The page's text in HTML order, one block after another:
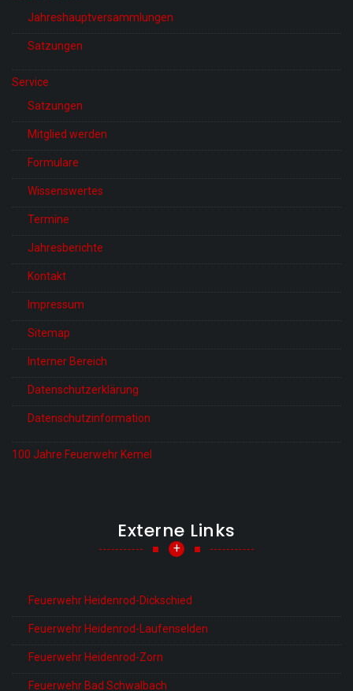
Jahreshauptversammlungen
Satzungen
Service
Satzungen
Mitglied werden
Formulare
Wissenswertes
Termine
Jahresberichte
Kontakt
Impressum
Sitemap
Interner Bereich
Datenschutzerklärung
Datenschutzinformation
100 Jahre Feuerwehr Kemel
Externe Links
+
Feuerwehr Heidenrod-Dickschied
Feuerwehr Heidenrod-Laufenselden
Feuerwehr Heidenrod-Zorn
Feuerwehr Bad Schwalbach